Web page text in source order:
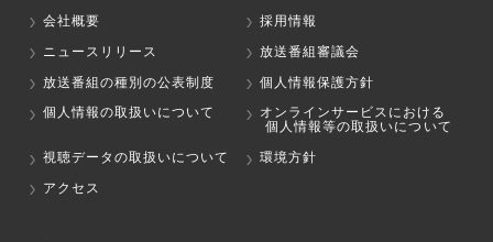
会社概要
採用情報
ニュースリリース
放送番組審議会
放送番組の種別の公表制度
個人情報保護方針
個人情報の取扱いについて
オンラインサービスにおける
個人情報等の取扱いについて
視聴データの取扱いについて
環境方針
アクセス